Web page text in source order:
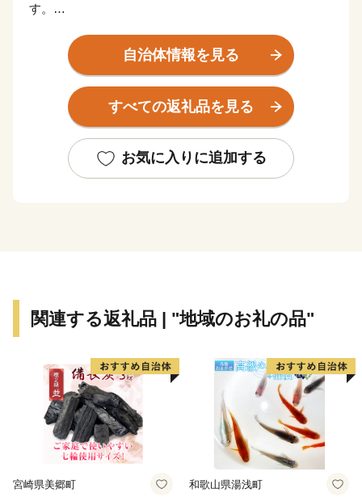
す。
森国定公園の大自然に囲まれており、貴重な動植物の生
息地となっています。日本有数の敷地面積を誇る「標茶
町育成牧場」内の多和平展望台からは、360°の地平線が
見渡せ、また、町内には多数の温泉施設が点在しており
標茶町で非日常を味わいませんか？
自治体情報を見る
すべての返礼品を見る
お気に入りに追加する
関連する返礼品 | "地域のお礼の品"
宮崎県美郷町 和歌山県湯浅町